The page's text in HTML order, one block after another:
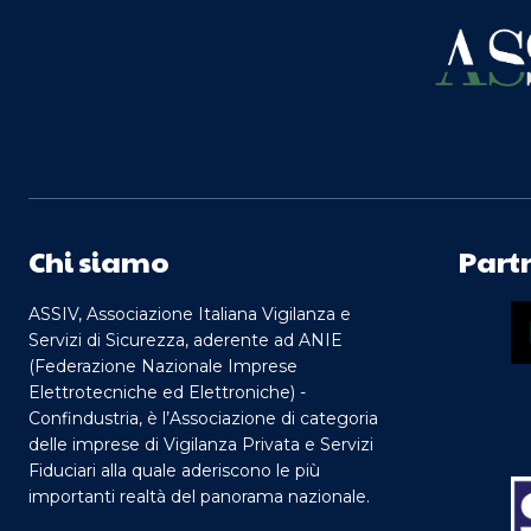
Chi siamo
ASSIV, Associazione Italiana Vigilanza e
Servizi di Sicurezza, aderente ad ANIE
(Federazione Nazionale Imprese
Elettrotecniche ed Elettroniche) -
Confindustria, è l’Associazione di categoria
delle imprese di Vigilanza Privata e Servizi
Fiduciari alla quale aderiscono le più
importanti realtà del panorama nazionale.